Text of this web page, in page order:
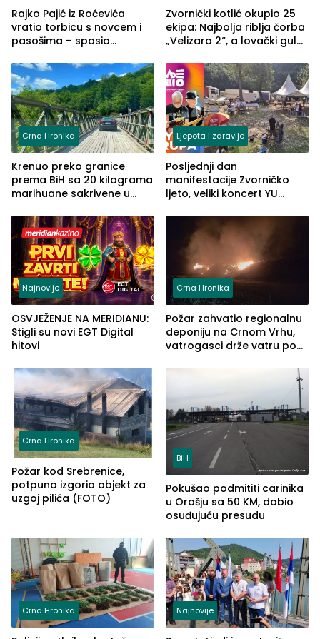
Rajko Pajić iz Roćevića
vratio torbicu s novcem i
pasošima – spasio
Grčkoj
Zvornički kotlić okupio 25
ekipa: Najbolja riblja čorba
„Velizara 2“, a lovački gulaš
Crna Hronika
Krenuo preko granice
prema BiH sa 20 kilograma
marihuane sakrivene u
Ljepota i zdravlje
Posljednji dan
manifestacije Zvorničko
ljeto, veliki koncert YU
ove godine
Najnovije
OSVJEŽENJE NA MERIDIANU:
Stigli su novi EGT Digital
hitovi
Crna Hronika
Požar zahvatio regionalnu
deponiju na Crnom Vrhu,
vatrogasci drže vatru pod
Crna Hronika
Požar kod Srebrenice,
potpuno izgorio objekt za
uzgoj pilića (FOTO)
BiH
Pokušao podmititi carinika
u Orašju sa 50 KM, dobio
osuđujuću presudu
Crna Hronika Najnovije